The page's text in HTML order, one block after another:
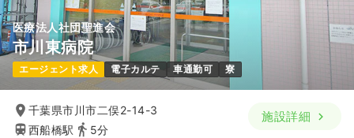
医療法人社団聖進会
市川東病院
エージェント求人 電子カルテ 車通勤可 寮
千葉県市川市二俣2-14-3
西船橋駅
5分
施設詳細